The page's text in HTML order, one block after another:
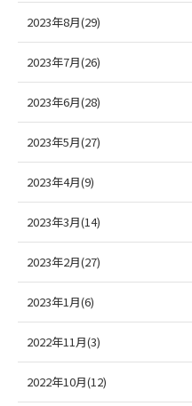
2023年8月(29)
2023年7月(26)
2023年6月(28)
2023年5月(27)
2023年4月(9)
2023年3月(14)
2023年2月(27)
2023年1月(6)
2022年11月(3)
2022年10月(12)